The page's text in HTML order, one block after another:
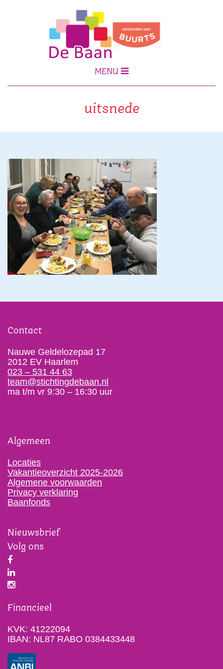
MENU
uitsnede
Contact
Nauwe Geldelozepad 17
2012 EV Haarlem
023 – 531 44 63
team@stichtingdebaan.nl
ma t/m vr 9:30 – 16:30 uur
Algemeen
Locaties
Vakantieoverzicht 2025-2026
Algemene voorwaarden
Privacy verklaring
Baanfonds
Nieuwsbrief
Volg ons
Financieel
KVK: 41222094
IBAN: NL87 RABO 0384433448